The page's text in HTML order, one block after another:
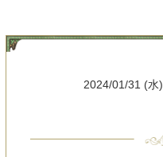
2024/01/31 (水)